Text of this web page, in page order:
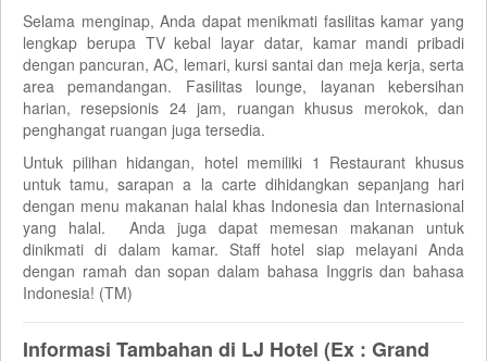
Selama menginap, Anda dapat menikmati fasilitas kamar yang
lengkap berupa TV kebal layar datar, kamar mandi pribadi
dengan pancuran, AC, lemari, kursi santai dan meja kerja, serta
area pemandangan. Fasilitas lounge, layanan kebersihan
harian, resepsionis 24 jam, ruangan khusus merokok, dan
penghangat ruangan juga tersedia.
Untuk pilihan hidangan, hotel memiliki 1 Restaurant khusus
untuk tamu, sarapan a la carte dihidangkan sepanjang hari
dengan menu makanan halal khas Indonesia dan Internasional
yang halal. Anda juga dapat memesan makanan untuk
dinikmati di dalam kamar. Staff hotel siap melayani Anda
dengan ramah dan sopan dalam bahasa Inggris dan bahasa
Indonesia! (TM)
Informasi Tambahan di LJ Hotel (Ex : Grand